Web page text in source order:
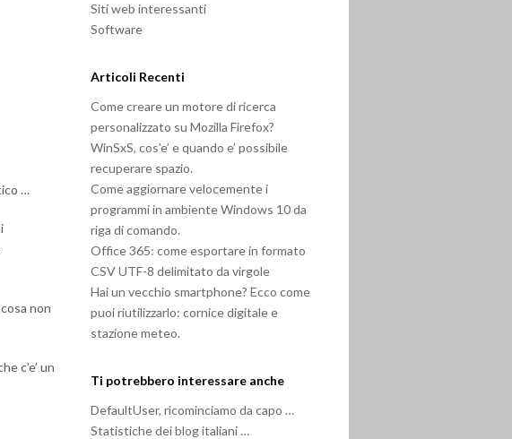
…
non
c’e’ un
Siti web interessanti
Software
Articoli Recenti
Come creare un motore di ricerca
personalizzato su Mozilla Firefox?
WinSxS, cos’e’ e quando e’ possibile
recuperare spazio.
Come aggiornare velocemente i
programmi in ambiente Windows 10 da
riga di comando.
Office 365: come esportare in formato
CSV UTF-8 delimitato da virgole
Hai un vecchio smartphone? Ecco come
puoi riutilizzarlo: cornice digitale e
stazione meteo.
Ti potrebbero interessare anche
DefaultUser, ricominciamo da capo …
Statistiche dei blog italiani …